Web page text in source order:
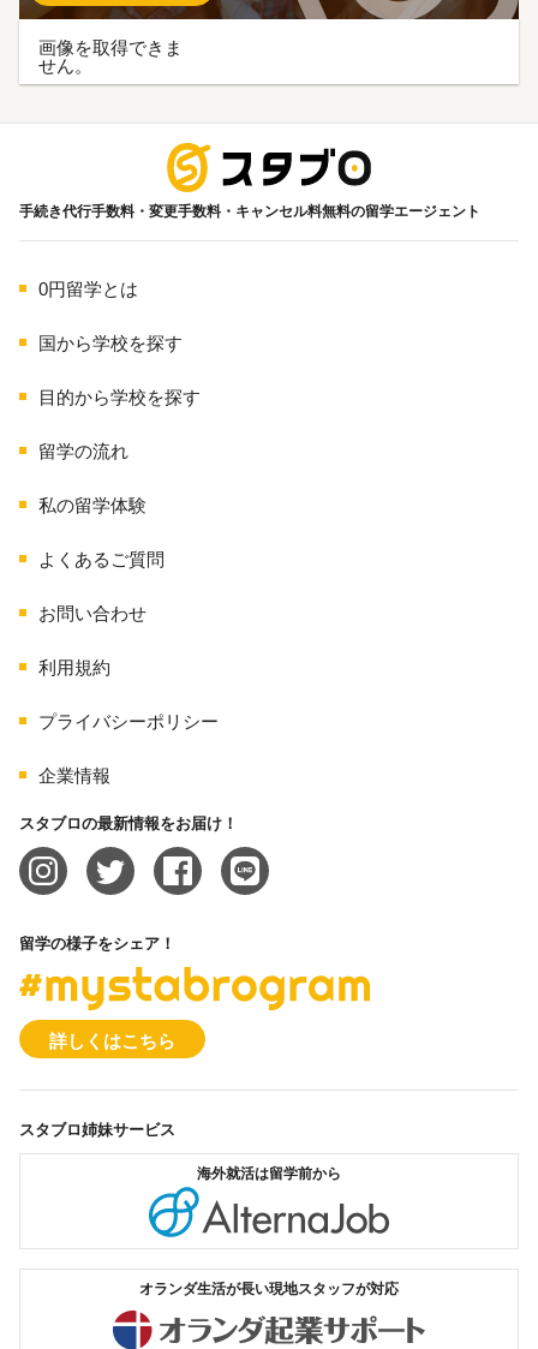
画像を取得できま
せん。
手続き代行手数料・変更手数料・キャンセル料無料の留学エージェント
0円留学とは
国から学校を探す
目的から学校を探す
留学の流れ
私の留学体験
よくあるご質問
お問い合わせ
利用規約
プライバシーポリシー
企業情報
スタブロの最新情報をお届け！
留学の様子をシェア！
詳しくはこちら
スタブロ姉妹サービス
海外就活は留学前から
オランダ生活が長い現地スタッフが対応